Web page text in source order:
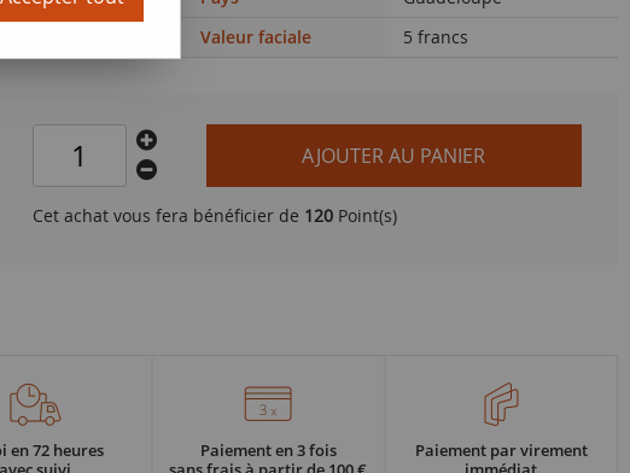
Valeur faciale 5 francs
AJOUTER AU PANIER
Cet achat vous fera bénéficier de 120 Point(s)
en 72 heures
Paiement en 3 fois
Paiement par virement